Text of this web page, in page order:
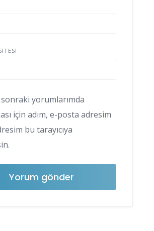
yorumlarımda
için adım, e-posta adresim
bu tarayıcıya